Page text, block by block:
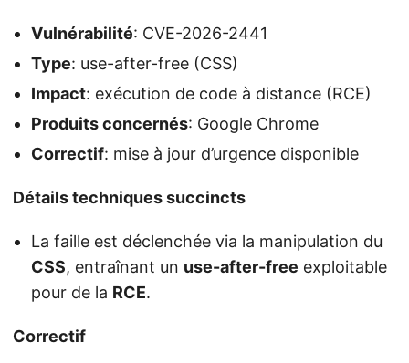
Vulnérabilité: CVE-2026-2441
Type: use-after-free (CSS)
Impact: exécution de code à distance (RCE)
Produits concernés: Google Chrome
Correctif: mise à jour d’urgence disponible
Détails techniques succincts
La faille est déclenchée via la manipulation du
CSS, entraînant un use-after-free exploitable
pour de la RCE.
Correctif